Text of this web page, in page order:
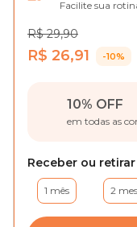
Facilite sua
R$ 29,90
R$ 26,91 -10%
10% OFF
em todas as
Receber ou
1 mês 2